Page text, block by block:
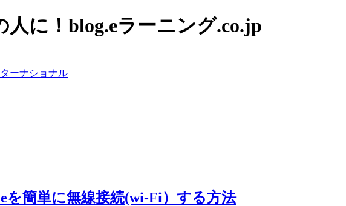
に！blog.eラーニング.co.jp
ーナショナル
を簡単に無線接続(wi-Fi）する方法